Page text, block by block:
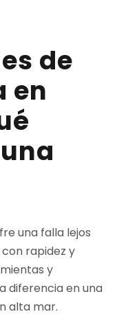
de
en
una falla lejos
rapidez y
y
diferencia en una
alta mar.